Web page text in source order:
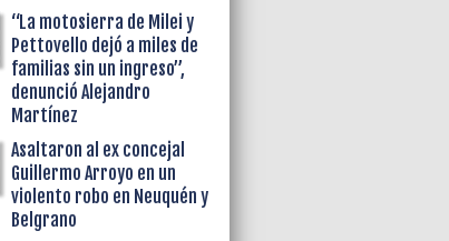
“La motosierra de Milei y
Pettovello dejó a miles de
familias sin un ingreso”,
denunció Alejandro
Martínez
Asaltaron al ex concejal
Guillermo Arroyo en un
violento robo en Neuquén y
Belgrano